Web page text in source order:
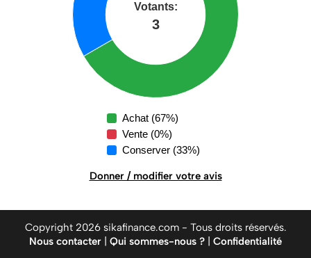
Achat (67%)
Vente (0%)
Conserver (33%)
Donner / modifier votre avis
Copyright 2026 sikafinance.com - Tous droits réservés.
Nous contacter
Qui sommes-nous ? Confidentialité